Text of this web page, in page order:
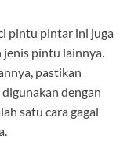
pintu pintar ini juga
pintu lainnya.
pastikan
dengan
satu cara gagal